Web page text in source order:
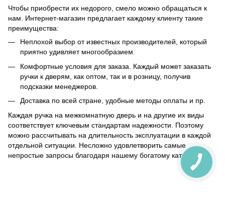
Чтобы приобрести их недорого, смело можно обращаться к
нам. Интернет-магазин предлагает каждому клиенту такие
преимущества:
Неплохой выбор от известных производителей, который
приятно удивляет многообразием.
Комфортные условия для заказа. Каждый может заказать
ручки к дверям, как оптом, так и в розницу, получив
подсказки менеджеров.
Доставка по всей стране, удобные методы оплаты и пр.
Каждая ручка на межкомнатную дверь и на другие их виды
соответствует ключевым стандартам надежности. Поэтому
можно рассчитывать на длительность эксплуатации в каждой
отдельной ситуации. Несложно удовлетворить самые
непростые запросы благодаря нашему богатому каталогу.